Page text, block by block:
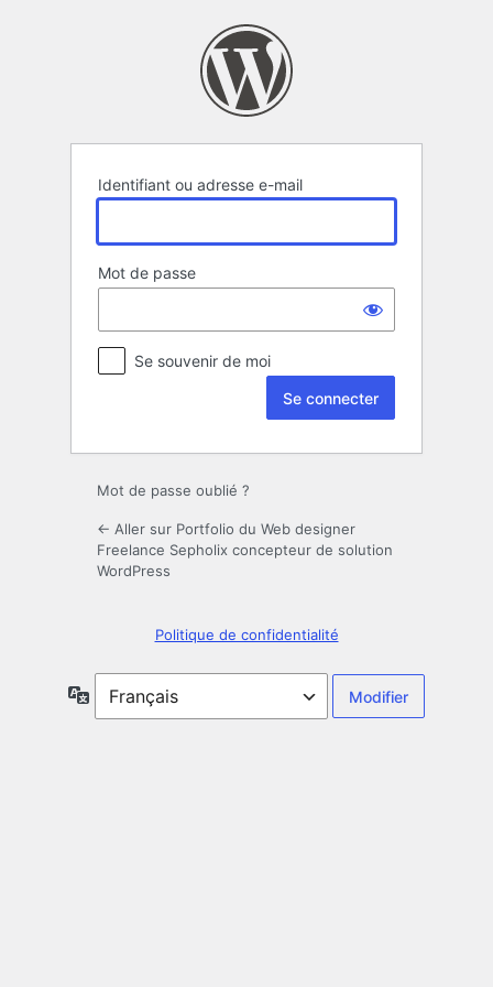
Identifiant ou adresse e-mail
Mot de passe
Se souvenir de moi
Mot de passe oublié ?
← Aller sur Portfolio du Web designer
Freelance Sepholix concepteur de solution
WordPress
Politique de confidentialité
Langue